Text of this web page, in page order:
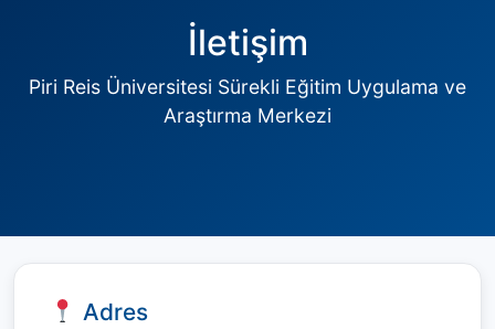
İletişim
Piri Reis Üniversitesi Sürekli Eğitim Uygulama ve
Araştırma Merkezi
Adres